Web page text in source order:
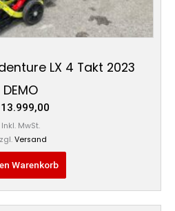
LX 4 Takt 2023
DEMO
13.999,00
Inkl. MwSt.
Versand
Warenkorb